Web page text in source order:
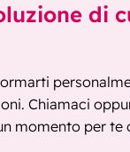
di
Chiamaci
momento per te